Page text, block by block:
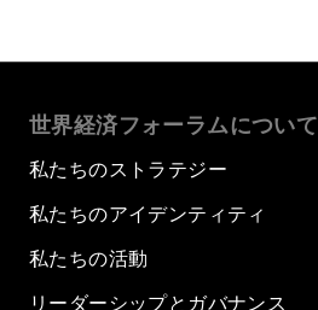
世界経済フォーラムについて
私たちのストラテジー
私たちのアイデンティティ
私たちの活動
リーダーシップとガバナンス